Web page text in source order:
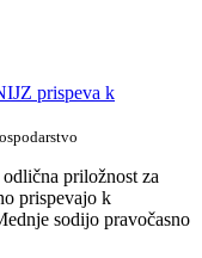
prispeva k
priložnost za
prispevajo k
sodijo pravočasno